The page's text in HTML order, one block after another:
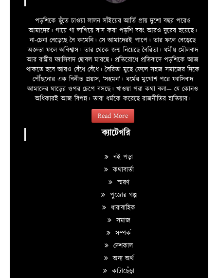
পড়শিকে ছুঁতে চাওয়া লালন সাঁইয়ের আর্তি প্রায় দুশো বছর পরেও
আমাদের। গায়ে গা লাগিয়ে বাস করা পড়শি বরং আরও দুরের হয়েছে।
না-চেনা বেড়েছে বৈ কমেনি। সে আমাদেরই পাপে। তার ফলে বেড়েছে
অজ্ঞতা ফলে অবিশ্বাস। তার থেকে জন্ম নিয়েছে বৈরিতা। ধর্মীয় মৌলবাদ
আর রাষ্ট্রীয় ফ্যাসিবাদ ছোবল মারছে। প্রতিরোধে প্রতিবাদে পড়শিকে আজ
থাকতে হবে আরও বেঁধে বেঁধে। বৈরিতা মুছে ফেলে সহজ সমাজের দিকে
পৌঁছনোর এক বিনীত প্রয়াস, ‘সহমন’। ধর্মের মুখোশ পরে ফ্যাসিবাদ
আমাদের ঘাড়ের ওপর চেপে বসছে। খাওয়া পরা কথা বলা—­­ যে কোনও
অধিকারই আজ বিপন্ন। তারা ধর্মকে করেছে রাজনীতির হাতিয়ার।
Read More
ক্যাটেগরি
বই পড়া
কথাবার্তা
স্মরণ
পুজোর গল্প
ধারাবাহিক
সমাজ
সম্পর্ক
দেশকাল
অন্য অর্থ
কাটাছেঁড়া